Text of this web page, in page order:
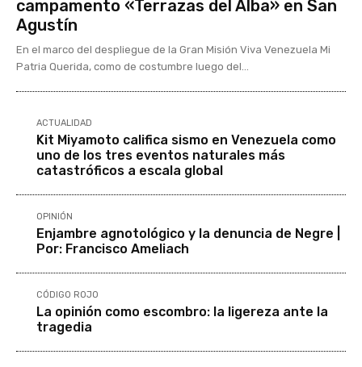
campamento «Terrazas del Alba» en San
Agustín
En el marco del despliegue de la Gran Misión Viva Venezuela Mi
Patria Querida, como de costumbre luego del...
ACTUALIDAD
Kit Miyamoto califica sismo en Venezuela como
uno de los tres eventos naturales más
catastróficos a escala global
OPINIÓN
Enjambre agnotológico y la denuncia de Negre |
Por: Francisco Ameliach
CÓDIGO ROJO
La opinión como escombro: la ligereza ante la
tragedia